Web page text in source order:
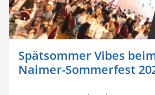
Spätsommer Vibes
Naimer-Sommerfest